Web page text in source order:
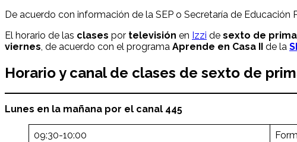
De acuerdo con información de la SEP o Secretaría de Educación
El horario de las clases por televisión en Izzi de sexto de
viernes , de acuerdo con el programa Aprende en Casa II de la
Horario y canal de clases de sexto de
Lunes en la mañana por el canal 445
09:30-10:00